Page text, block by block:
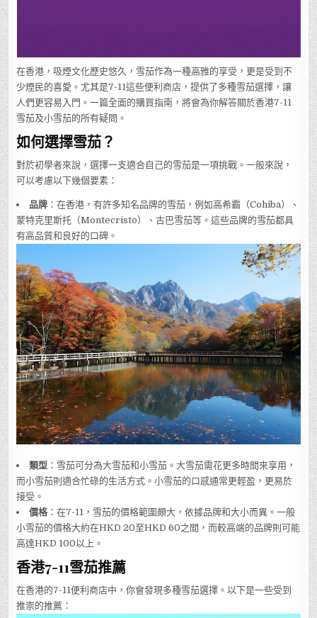
在香港，吸煙文化歷史悠久，雪茄作為一種高雅的享受，更是受到不
少煙民的喜愛。尤其是7-11這些便利商店，提供了多種雪茄選擇，讓
人們更容易入門。一篇全面的購買指南，將會為你解答關於香港7-11
雪茄及小雪茄的所有疑問。
如何選擇雪茄？
對於初學者來說，選擇一支適合自己的雪茄是一項挑戰。一般來說，
可以考慮以下幾個要素：
品牌 ：在香港，有許多知名品牌的雪茄，例如高希霸（Cohiba）、
蒙特克里斯托（Montecristo）、古巴雪茄等。這些品牌的雪茄都具
有高品質和良好的口碑。
類型 ：雪茄可分為大雪茄和小雪茄。大雪茄需花更多時間來享用，
而小雪茄則適合忙碌的生活方式。小雪茄的口感通常更輕盈，更易於
接受。
價格 ：在7-11，雪茄的價格範圍頗大，依據品牌和大小而異。一般
小雪茄的價格大約在HKD 20至HKD 60之間，而較高端的品牌則可能
高達HKD 100以上。
香港7-11雪茄推薦
在香港的7-11便利商店中，你會發現多種雪茄選擇。以下是一些受到
推崇的推薦：